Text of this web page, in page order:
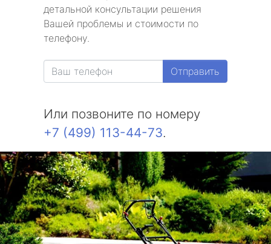
метро Текстильщики
метро Тульская
метро Тверская
метро Смоленская
метро Черкизовская
метро Таганская
метро Тургеневская
детальной консультации решения
Вашей проблемы и стоимости по
телефону.
Отправить
Или позвоните по номеру
+7 (499) 113-44-73.